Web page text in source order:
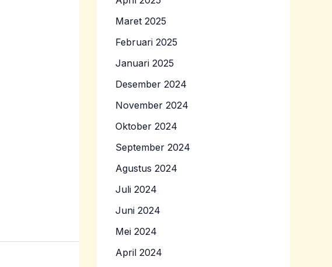
Maret 2025
Februari 2025
Januari 2025
Desember 2024
November 2024
Oktober 2024
September 2024
Agustus 2024
Juli 2024
Juni 2024
Mei 2024
April 2024